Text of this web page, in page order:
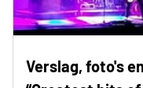
Verslag, foto's